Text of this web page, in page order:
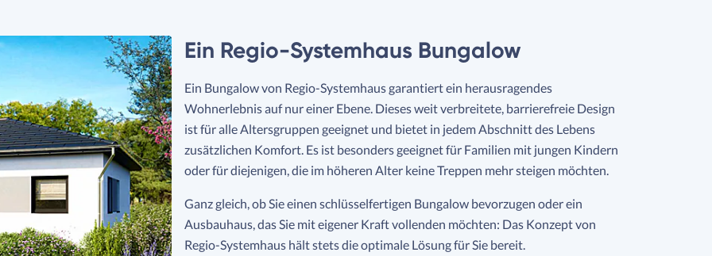
Ein Regio-Systemhaus Bungalow
Ein Bungalow von Regio-Systemhaus garantiert ein herausragendes
Wohnerlebnis auf nur einer Ebene. Dieses weit verbreitete, barrierefreie Design
ist für alle Altersgruppen geeignet und bietet in jedem Abschnitt des Lebens
zusätzlichen Komfort. Es ist besonders geeignet für Familien mit jungen Kindern
oder für diejenigen, die im höheren Alter keine Treppen mehr steigen möchten.
Ganz gleich, ob Sie einen schlüsselfertigen Bungalow bevorzugen oder ein
Ausbauhaus, das Sie mit eigener Kraft vollenden möchten: Das Konzept von
Regio-Systemhaus hält stets die optimale Lösung für Sie bereit.